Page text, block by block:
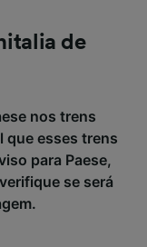
de
nos trens
que esses trens
para Paese,
se será